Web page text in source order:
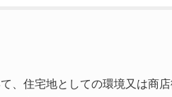
住宅地としての環境又は商